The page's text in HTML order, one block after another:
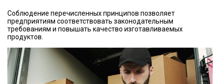
Соблюдение перечисленных принципов позволяет
предприятиям соответствовать законодательным
требованиям и повышать качество изготавливаемых
продуктов.